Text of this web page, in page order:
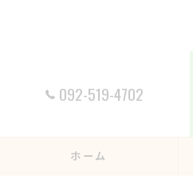
092-519-4702
ホーム